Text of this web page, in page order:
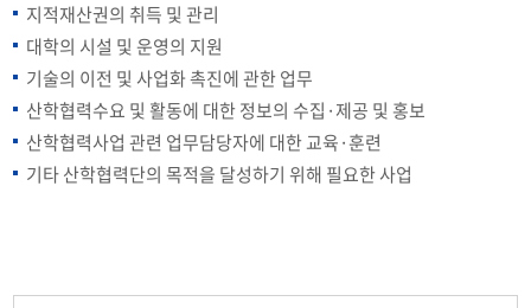
지적재산권의 취득 및 관리
대학의 시설 및 운영의 지원
기술의 이전 및 사업화 촉진에 관한 업무
산학협력수요 및 활동에 대한 정보의 수집·제공 및 홍보
산학협력사업 관련 업무담당자에 대한 교육·훈련
기타 산학협력단의 목적을 달성하기 위해 필요한 사업